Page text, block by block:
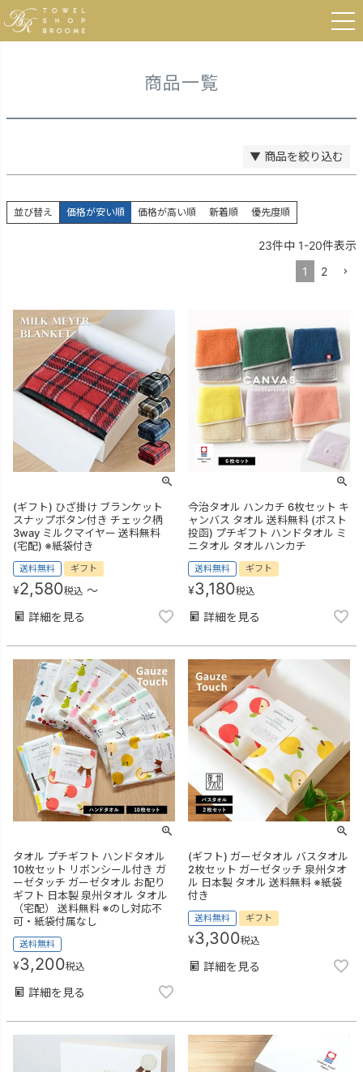
HOME 商品一覧
商品一覧
▼ 商品を絞り込む
価格が安い順
価格が高い順
キーワードヒット順
検索
並び替え 価格が安い順 価格が高い順 新着順 優先度順
23件中 1-20件表示
1
2
(ギフト) ひざ掛け ブランケット
スナップボタン付き チェック柄
3way ミルクマイヤー 送料無料
(宅配) ※紙袋付き
送料無料 ギフト
¥2,580税込 〜
詳細を見る
今治タオル ハンカチ 6枚セット キ
ャンバス タオル 送料無料 (ポスト
投函) プチギフト ハンドタオル ミ
ニタオル タオルハンカチ
送料無料 ギフト
¥3,180税込
詳細を見る
タオル プチギフト ハンドタオル
10枚セット リボンシール付き ガ
ーゼタッチ ガーゼタオル お配り
ギフト 日本製 泉州タオル タオル
（宅配） 送料無料 ※のし対応不
可・紙袋付属なし
送料無料
¥3,200税込
詳細を見る
(ギフト) ガーゼタオル バスタオル
2枚セット ガーゼタッチ 泉州タオ
ル 日本製 タオル 送料無料 ※紙袋
付き
送料無料 ギフト
¥3,300税込
詳細を見る